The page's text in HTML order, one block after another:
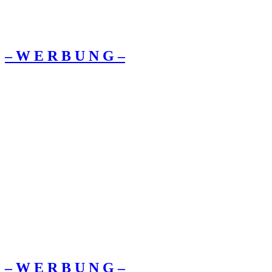
– W Ε R Β U Ν G –
– W Ε R Β U Ν G –